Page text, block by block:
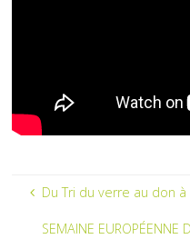
Du Tri du verre au don
SEMAINE EUROPÉENNE